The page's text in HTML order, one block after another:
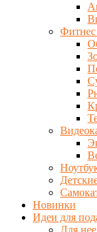
Фитнес
Новинки
Идеи для
Для нее